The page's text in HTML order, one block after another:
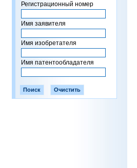
Регистрационный номер
Имя заявителя
Имя изобретателя
Имя патентообладателя